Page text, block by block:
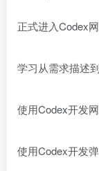
正式进入Codex
学习从需求描述
使用Codex开发
使用Codex开发